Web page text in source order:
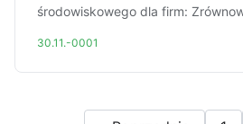
środowiskowego dla firm:
30.11.-0001